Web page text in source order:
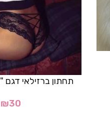
תחתון ברזילאי דגם "Oland"- שחור
₪30